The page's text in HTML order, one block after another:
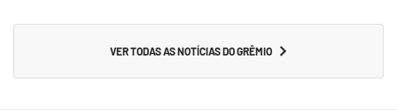
VER TODAS AS NOTÍCIAS DO GRÊMIO